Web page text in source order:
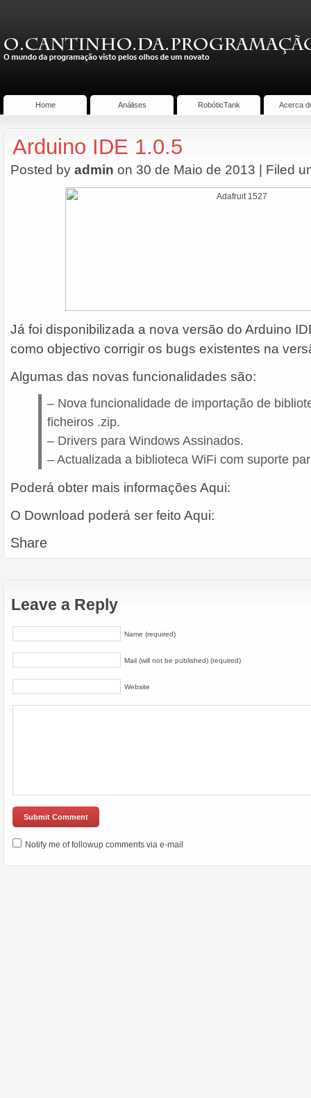
Home Análises RobóticTank Acerca
Arduino IDE 1.0.5
Posted by admin on 30 de Maio de 2013 | Filed
Já foi disponibilizada a nova versão do Arduino
como objectivo corrigir os bugs existentes na
Algumas das novas funcionalidades são:
– Nova funcionalidade de importação de
ficheiros .zip.
– Drivers para Windows Assinados.
– Actualizada a biblioteca WiFi com suporte
Poderá obter mais informações Aqui:
O Download poderá ser feito Aqui:
Share
Leave a Reply
Name (required)
Mail (will not be published) (required)
Website
Notify me of followup comments via e-mail